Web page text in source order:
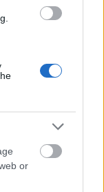
or
τις
τα μεγάλα